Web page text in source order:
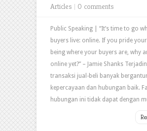
Articles | 0 comments
Public Speaking | “It’s time to go
buyers live: online. If you pride
being where your buyers are, why
online yet?” – Jamie Shanks
transaksi jual-beli banyak
kepercayaan dan hubungan baik.
hubungan ini tidak dapat dengan